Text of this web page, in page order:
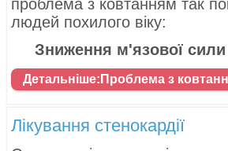
проблема з ковтанням так
людей похилого віку:
Зниження м'язової сили
Детальніше:Проблема з
Лікування стенокардії